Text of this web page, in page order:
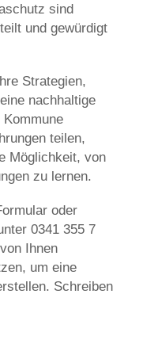
Plätzen,
Grünflächen
sowie die
und
Klimaschutz
Area Network).
große
allen
der
sind
und gewürdigt
Strategien,
nachhaltige
teilen,
Möglichkeit, von
zu lernen.
oder
0341 355 7
Ihnen
um eine
Schreiben